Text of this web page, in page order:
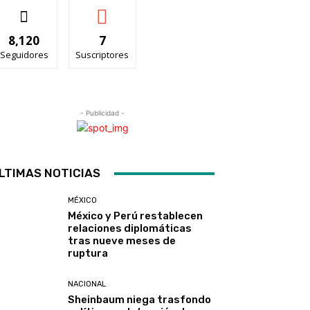
8,120
Seguidores
7
Suscriptores
- Publicidad -
NOTICIAS
MÉXICO
México y Perú restablecen
relaciones diplomáticas
tras nueve meses de
ruptura
NACIONAL
Sheinbaum niega trasfondo